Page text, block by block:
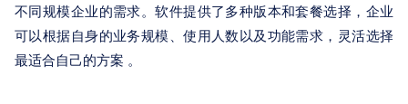
不同规模企业的需求。软件提供了多种版本和套餐选择，企业
可以根据自身的业务规模、使用人数以及功能需求，灵活选择
最适合自己的方案 。